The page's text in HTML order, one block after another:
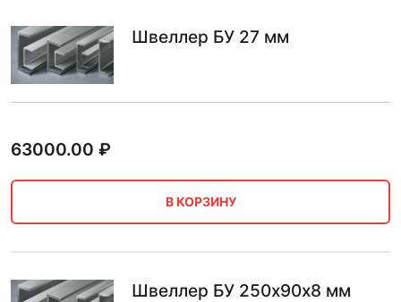
Швеллер БУ 27 мм
63000.00 ₽
В КОРЗИНУ
Швеллер БУ 250х90х8 мм